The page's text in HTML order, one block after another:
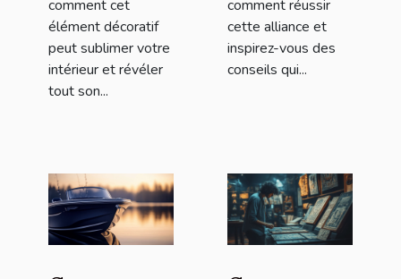
comment cet
élément décoratif
peut sublimer votre
intérieur et révéler
tout son...
comment réussir
cette alliance et
inspirez-vous des
conseils qui...